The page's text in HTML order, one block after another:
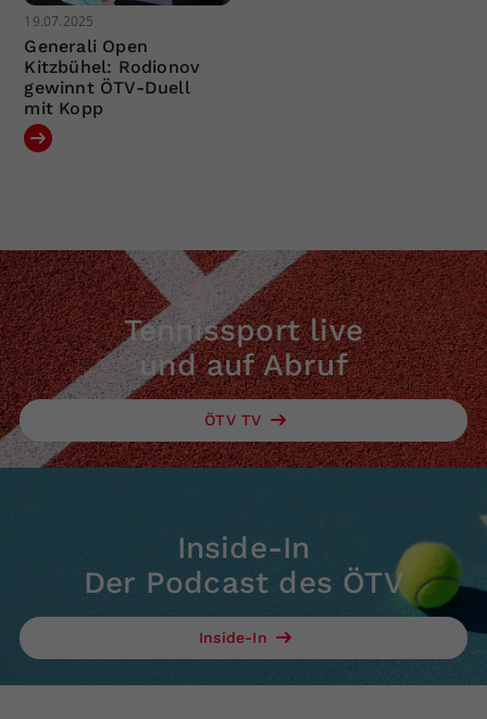
19.07.2025
Generali Open
Kitzbühel: Rodionov
gewinnt ÖTV-Duell
mit Kopp
Tennissport live
und auf Abruf
ÖTV TV
Inside-In
Der Podcast des ÖTV
Inside-In